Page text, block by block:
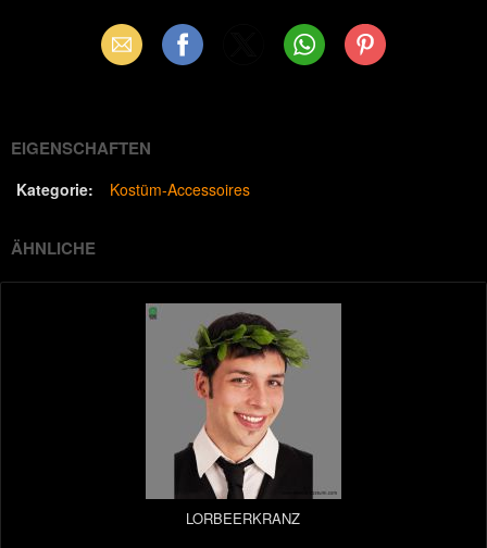
Email Facebook WhatsAppPinterest
EIGENSCHAFTEN
Kategorie: Kostüm-Accessoires
ÄHNLICHE
LORBEERKRANZ